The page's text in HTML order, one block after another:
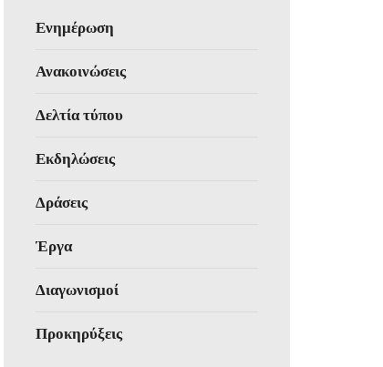
Ενημέρωση
Ανακοινώσεις
Δελτία τύπου
Εκδηλώσεις
Δράσεις
Έργα
Διαγωνισμοί
Προκηρύξεις